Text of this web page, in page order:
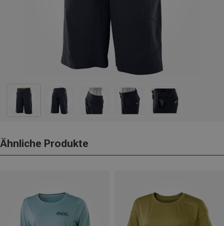
Ähnliche Produkte